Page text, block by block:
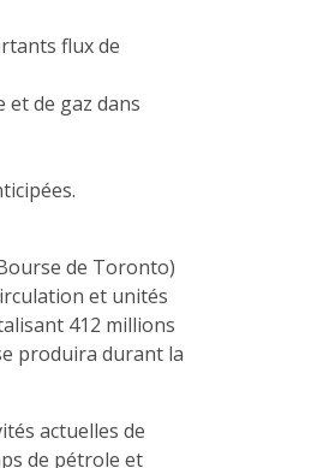
flux de
et de gaz dans
de Toronto)
et unités
412 millions
produira durant la
actuelles de
de pétrole et